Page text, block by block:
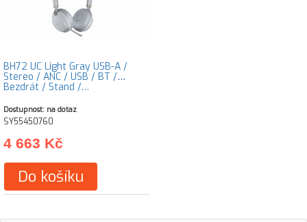
BH72 UC Light Gray USB-A /
Stereo / ANC / USB / BT /
Bezdrát / Stand /…
Dostupnost: na dotaz
SY55450760
4 663 Kč
Do košíku